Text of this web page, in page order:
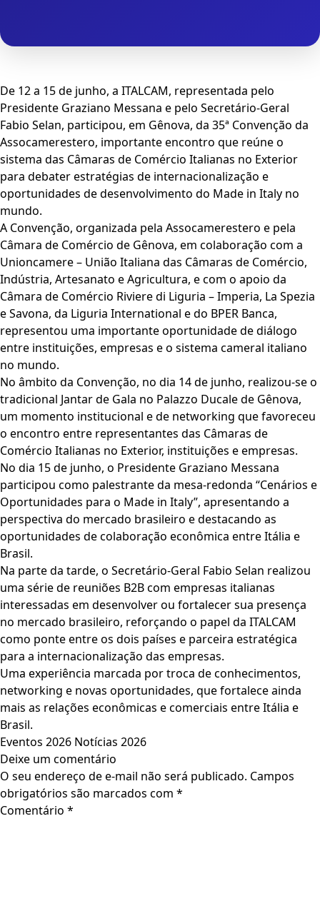
De 12 a 15 de junho, a ITALCAM, representada pelo
Presidente Graziano Messana e pelo Secretário-Geral
Fabio Selan, participou, em Gênova, da 35ª Convenção da
Assocamerestero, importante encontro que reúne o
sistema das Câmaras de Comércio Italianas no Exterior
para debater estratégias de internacionalização e
oportunidades de desenvolvimento do Made in Italy no
mundo.
A Convenção, organizada pela Assocamerestero e pela
Câmara de Comércio de Gênova, em colaboração com a
Unioncamere – União Italiana das Câmaras de Comércio,
Indústria, Artesanato e Agricultura, e com o apoio da
Câmara de Comércio Riviere di Liguria – Imperia, La Spezia
e Savona, da Liguria International e do BPER Banca,
representou uma importante oportunidade de diálogo
entre instituições, empresas e o sistema cameral italiano
no mundo.
No âmbito da Convenção, no dia 14 de junho, realizou-se o
tradicional Jantar de Gala no Palazzo Ducale de Gênova,
um momento institucional e de networking que favoreceu
o encontro entre representantes das Câmaras de
Comércio Italianas no Exterior, instituições e empresas.
No dia 15 de junho, o Presidente Graziano Messana
participou como palestrante da mesa-redonda “Cenários e
Oportunidades para o Made in Italy”, apresentando a
perspectiva do mercado brasileiro e destacando as
oportunidades de colaboração econômica entre Itália e
Brasil.
Na parte da tarde, o Secretário-Geral Fabio Selan realizou
uma série de reuniões B2B com empresas italianas
interessadas em desenvolver ou fortalecer sua presença
no mercado brasileiro, reforçando o papel da ITALCAM
como ponte entre os dois países e parceira estratégica
para a internacionalização das empresas.
Uma experiência marcada por troca de conhecimentos,
networking e novas oportunidades, que fortalece ainda
mais as relações econômicas e comerciais entre Itália e
Brasil.
Eventos 2026 Notícias 2026
Deixe um comentário
O seu endereço de e-mail não será publicado. Campos
obrigatórios são marcados com *
Comentário *